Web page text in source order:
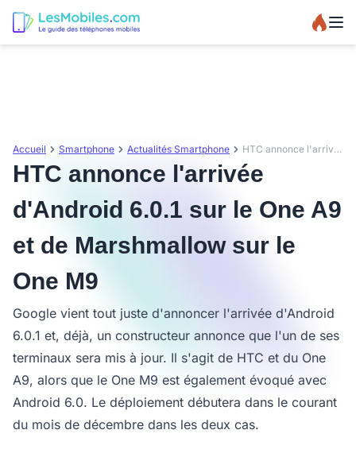
Accueil Smartphone Actualités Smartphone HTC annonce l'arrivée d'Android 6.0.1 sur le One A9 et de Marshmallow sur le One M9
HTC annonce l'arrivée
d'Android 6.0.1 sur le One A9
et de Marshmallow sur le
One M9
Google vient tout juste d'annoncer l'arrivée d'Android
6.0.1 et, déjà, un constructeur annonce que l'un de ses
terminaux sera mis à jour. Il s'agit de HTC et du One
A9, alors que le One M9 est également évoqué avec
Android 6.0. Le déploiement débutera dans le courant
du mois de décembre dans les deux cas.